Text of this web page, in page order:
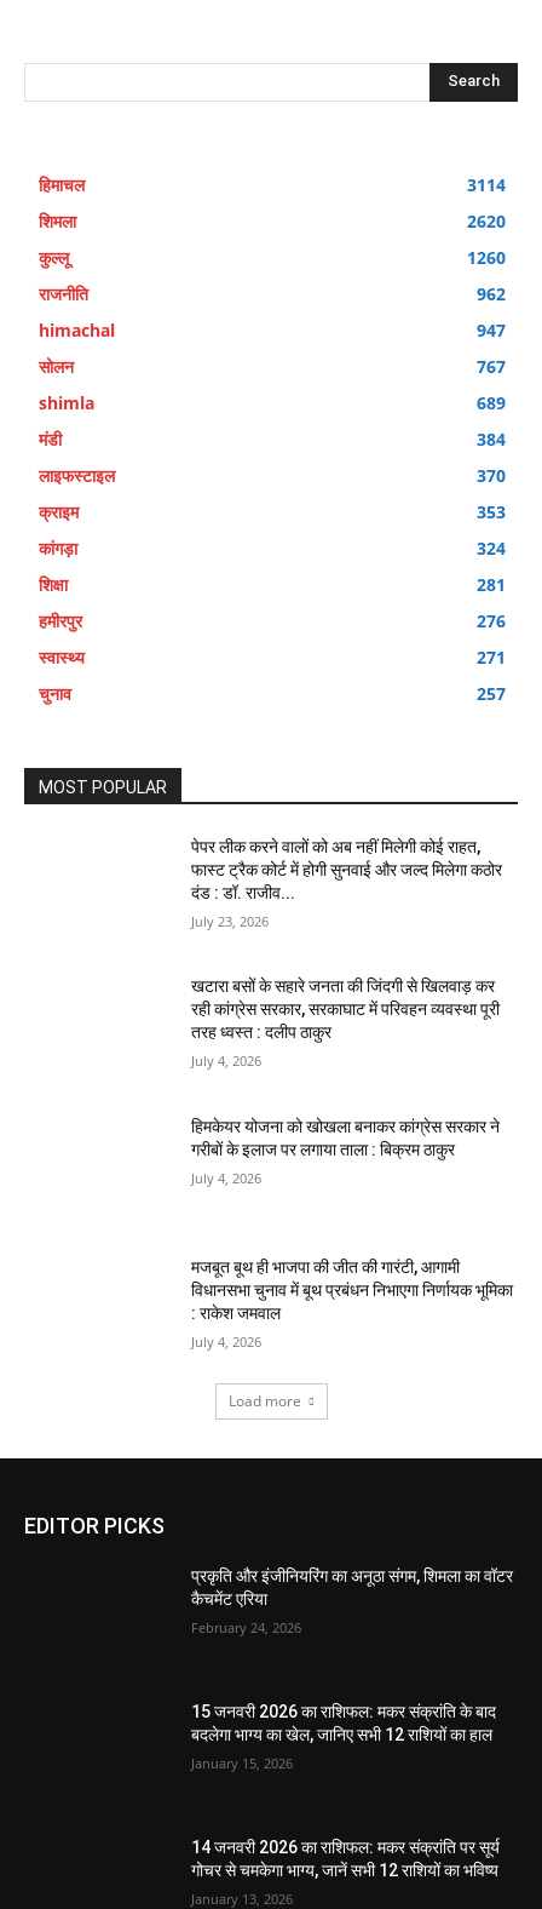
Search
हिमाचल
3114
शिमला
2620
कुल्लू
1260
राजनीति
962
himachal
947
सोलन
767
shimla
689
मंडी
384
लाइफस्टाइल
370
क्राइम
353
कांगड़ा
324
शिक्षा
281
हमीरपुर
276
स्वास्थ्य
271
चुनाव
257
MOST POPULAR
पेपर लीक करने वालों को अब नहीं मिलेगी कोई राहत,
फास्ट ट्रैक कोर्ट में होगी सुनवाई और जल्द मिलेगा कठोर
दंड : डॉ. राजीव...
July 23, 2026
खटारा बसों के सहारे जनता की जिंदगी से खिलवाड़ कर
रही कांग्रेस सरकार, सरकाघाट में परिवहन व्यवस्था पूरी
तरह ध्वस्त : दलीप ठाकुर
July 4, 2026
हिमकेयर योजना को खोखला बनाकर कांग्रेस सरकार ने
गरीबों के इलाज पर लगाया ताला : बिक्रम ठाकुर
July 4, 2026
मजबूत बूथ ही भाजपा की जीत की गारंटी, आगामी
विधानसभा चुनाव में बूथ प्रबंधन निभाएगा निर्णायक भूमिका
: राकेश जमवाल
July 4, 2026
Load more
EDITOR PICKS
प्रकृति और इंजीनियरिंग का अनूठा संगम, शिमला का वॉटर
कैचमेंट एरिया
February 24, 2026
15 जनवरी 2026 का राशिफल: मकर संक्रांति के बाद
बदलेगा भाग्य का खेल, जानिए सभी 12 राशियों का हाल
January 15, 2026
14 जनवरी 2026 का राशिफल: मकर संक्रांति पर सूर्य
गोचर से चमकेगा भाग्य, जानें सभी 12 राशियों का भविष्य
January 13, 2026